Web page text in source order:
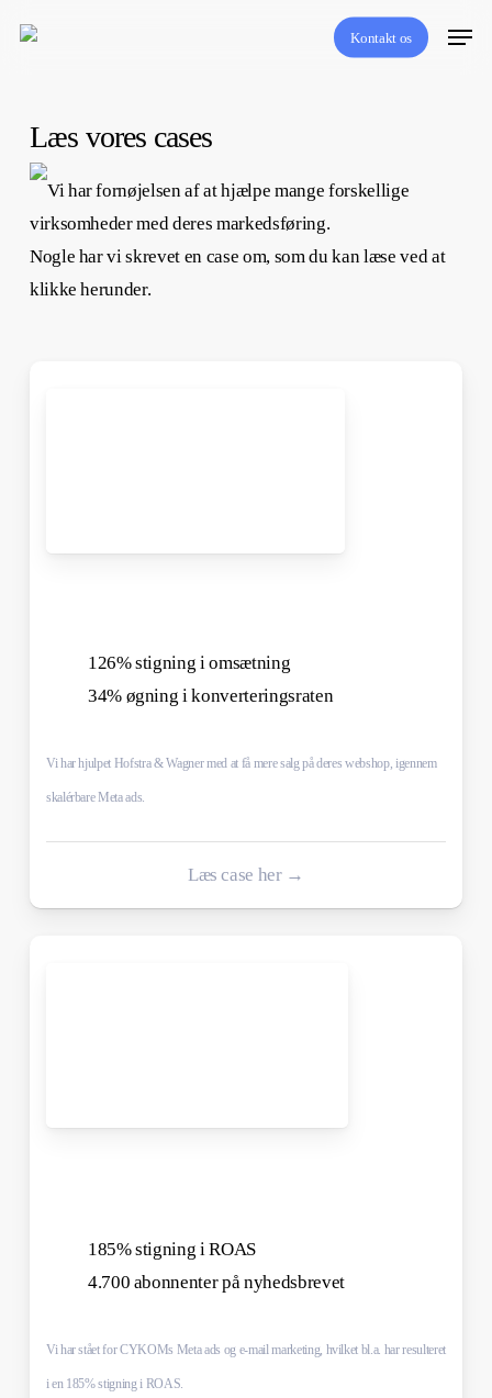
Kontakt os
Menu
Læs vores cases
Vi har fornøjelsen af at hjælpe mange forskellige
virksomheder med deres markedsføring.
Nogle har vi skrevet en case om, som du kan læse ved at
klikke herunder.
126% stigning i omsætning
34% øgning i konverteringsraten
Vi har hjulpet Hofstra & Wagner med at få mere salg på deres webshop, igennem
skalérbare Meta ads.
Læs case her →
185% stigning i ROAS
4.700 abonnenter på nyhedsbrevet
Vi har stået for CYKOMs Meta ads og e-mail marketing, hvilket bl.a. har resulteret
i en 185% stigning i ROAS.